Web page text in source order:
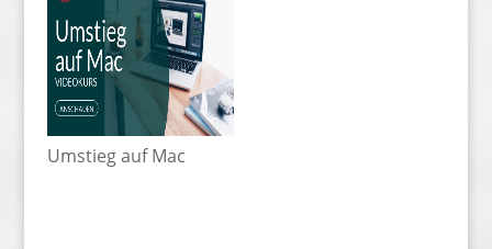
Umstieg auf Mac